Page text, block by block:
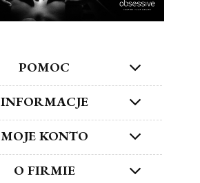
POMOC
INFORMACJE
MOJE KONTO
O FIRMIE